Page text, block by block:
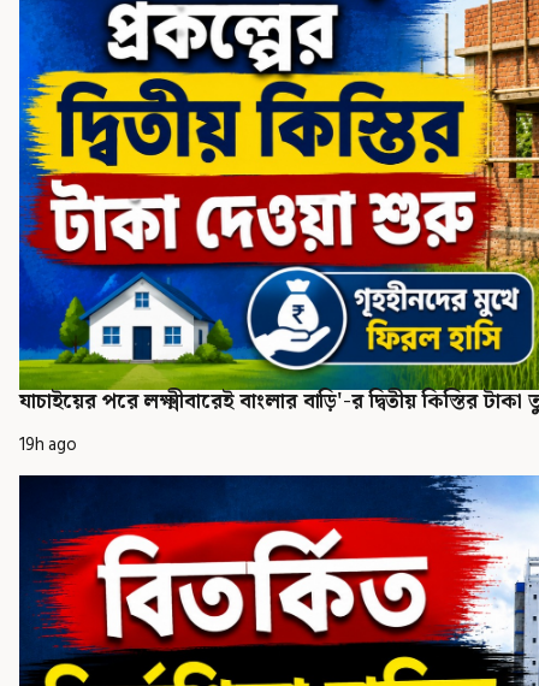
যাচাইয়ের পরে লক্ষ্মীবারেই বাংলার বাড়ি'-র দ্বিতীয় কিস্তির টাকা
19h ago